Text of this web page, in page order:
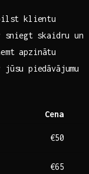
klientu
skaidru un
apzinātu
⁣piedāvājumu
Cena
€50
€65